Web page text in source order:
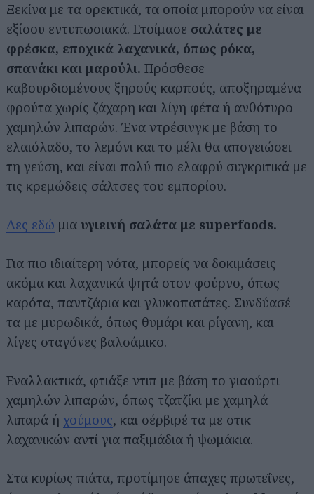
Ξεκίνα με τα ορεκτικά, τα οποία μπορούν να είναι
εξίσου εντυπωσιακά. Ετοίμασε σαλάτες με
φρέσκα, εποχικά λαχανικά, όπως ρόκα,
σπανάκι και μαρούλι. Πρόσθεσε
καβουρδισμένους ξηρούς καρπούς, αποξηραμένα
φρούτα χωρίς ζάχαρη και λίγη φέτα ή ανθότυρο
χαμηλών λιπαρών. Ένα ντρέσινγκ με βάση το
ελαιόλαδο, το λεμόνι και το μέλι θα απογειώσει
τη γεύση, και είναι πολύ πιο ελαφρύ συγκριτικά με
τις κρεμώδεις σάλτσες του εμπορίου.
Δες εδώ μια υγιεινή σαλάτα με superfoods.
Για πιο ιδιαίτερη νότα, μπορείς να δοκιμάσεις
ακόμα και λαχανικά ψητά στον φούρνο, όπως
καρότα, παντζάρια και γλυκοπατάτες. Συνδύασέ
τα με μυρωδικά, όπως θυμάρι και ρίγανη, και
λίγες σταγόνες βαλσάμικο.
Εναλλακτικά, φτιάξε ντιπ με βάση το γιαούρτι
χαμηλών λιπαρών, όπως τζατζίκι με χαμηλά
λιπαρά ή χούμους, και σέρβιρέ τα με στικ
λαχανικών αντί για παξιμάδια ή ψωμάκια.
Στα κυρίως πιάτα, προτίμησε άπαχες πρωτεΐνες,